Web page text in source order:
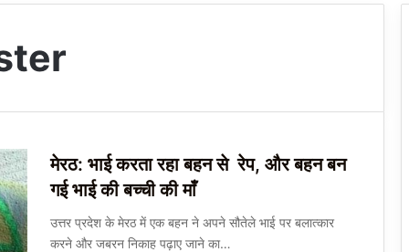
मेरठ: भाई करता रहा बहन से रेप, और बहन बन
गई भाई की बच्ची की माँ
उत्तर प्रदेश के मेरठ में एक बहन ने अपने सौतेले भाई पर बलात्कार
करने और जबरन निकाह पढ़ाए जाने का…